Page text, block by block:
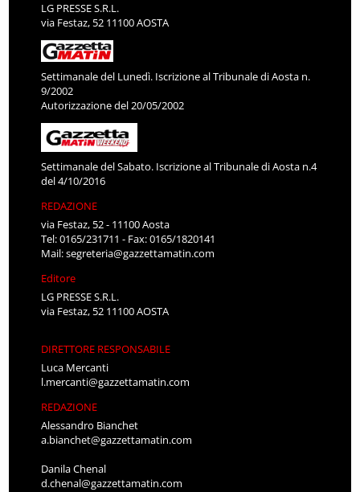
LG PRESSE S.R.L.
via Festaz, 52 11100 AOSTA
Settimanale del Lunedì. Iscrizione al Tribunale di Aosta n.
9/2002
Autorizzazione del 20/05/2002
Settimanale del Sabato. Iscrizione al Tribunale di Aosta n.4
del 4/10/2016
REDAZIONE
via Festaz, 52 - 11100 Aosta
Tel: 0165/231711 - Fax: 0165/1820141
Mail:segreteria@gazzettamatin.com
Editore
LG PRESSE S.R.L.
via Festaz, 52 11100 AOSTA
DIRETTORE RESPONSABILE
Luca Mercanti
l.mercanti@gazzettamatin.com
REDAZIONE
Alessandro Bianchet
a.bianchet@gazzettamatin.com
Danila Chenal
d.chenal@gazzettamatin.com